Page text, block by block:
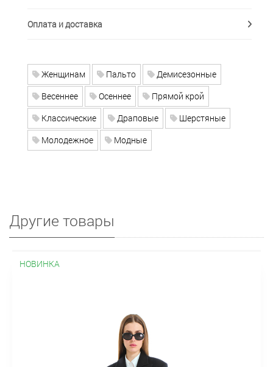
Оплата и доставка
Женщинам Пальто
Демисезонные
Весеннее
Осеннее
Прямой крой
Классические
Драповые
Шерстяные
Молодежное
Модные
Другие товары
НОВИНКА